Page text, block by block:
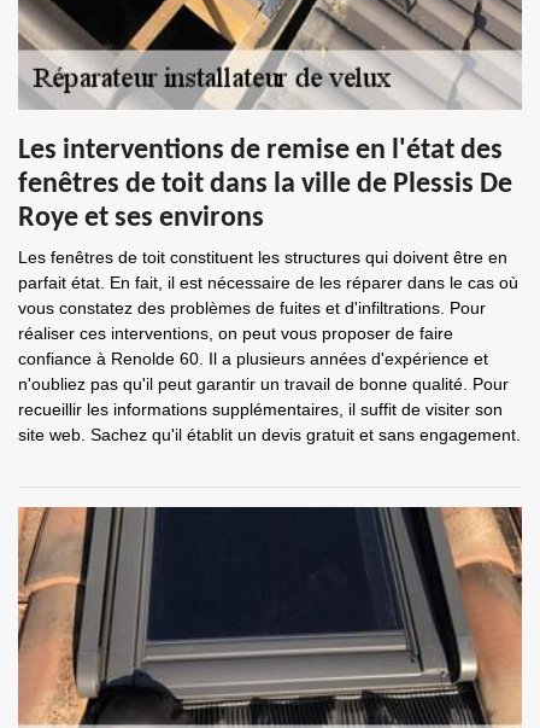
Les interventions de remise en l'état des
fenêtres de toit dans la ville de Plessis De
Roye et ses environs
Les fenêtres de toit constituent les structures qui doivent être en
parfait état. En fait, il est nécessaire de les réparer dans le cas où
vous constatez des problèmes de fuites et d'infiltrations. Pour
réaliser ces interventions, on peut vous proposer de faire
confiance à Renolde 60. Il a plusieurs années d'expérience et
n'oubliez pas qu'il peut garantir un travail de bonne qualité. Pour
recueillir les informations supplémentaires, il suffit de visiter son
site web. Sachez qu'il établit un devis gratuit et sans engagement.